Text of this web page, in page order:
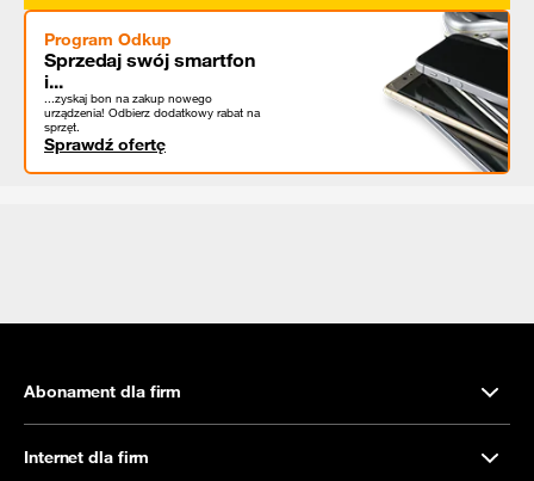
Program Odkup
Sprzedaj swój smartfon
i...
...zyskaj bon na zakup nowego
urządzenia! Odbierz dodatkowy rabat na
sprzęt.
Sprawdź ofertę
Abonament dla firm
Internet dla firm